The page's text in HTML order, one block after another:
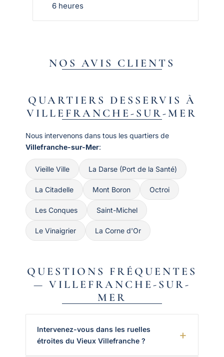
6 heures
NOS AVIS CLIENTS
QUARTIERS DESSERVIS À
VILLEFRANCHE-SUR-MER
Nous intervenons dans tous les quartiers de
Villefranche-sur-Mer:
Vieille Ville La Darse (Port de la Santé)
La Citadelle Mont Boron Octroi
Les Conques Saint-Michel
Le Vinaigrier La Corne d'Or
QUESTIONS FRÉQUENTES
— VILLEFRANCHE-SUR-
MER
Intervenez-vous dans les ruelles
étroites du Vieux Villefranche ?